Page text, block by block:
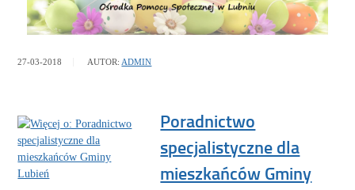
27-03-2018 AUTOR:ADMIN
Poradnictwo
specjalistyczne dla
mieszkańców Gminy